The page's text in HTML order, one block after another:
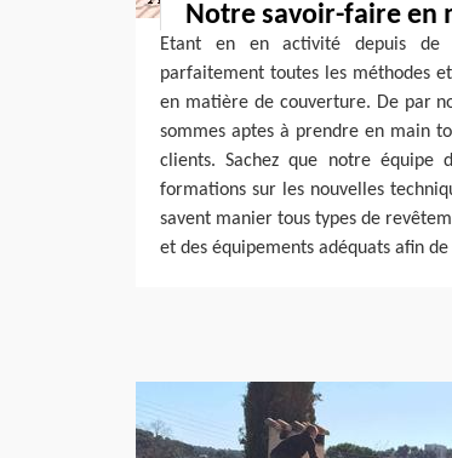
Notre savoir-faire en
Etant en en activité depuis de
parfaitement toutes les méthodes
en matière de couverture. De par
sommes aptes à prendre en main
clients. Sachez que notre équipe
formations sur les nouvelles
savent manier tous types de
et des équipements adéquats afin